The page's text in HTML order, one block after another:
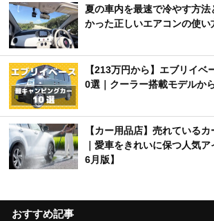
夏の車内を最速で冷やす方
かった正しいエアコンの使い
【213万円から】エブリイベ
0選｜クーラー搭載モデルか
【カー用品店】売れている
｜愛車をきれいに保つ人気
6月版】
おすすめ記事